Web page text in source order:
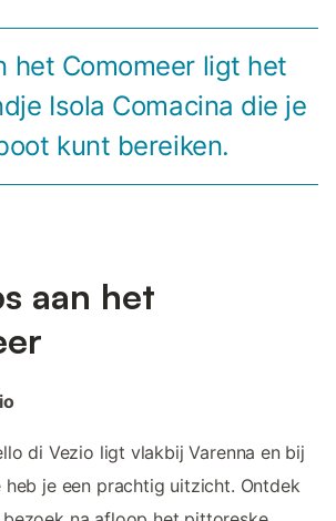
het Comomeer ligt het
Isola Comacina die je
kunt bereiken.
aan het
di Vezio ligt vlakbij Varenna en bij
heb je een prachtig uitzicht. Ontdek